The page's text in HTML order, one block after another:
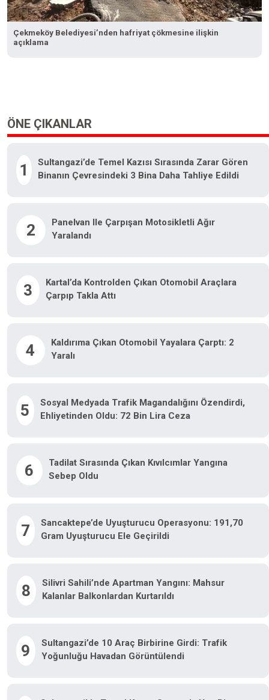
Çekmeköy Belediyesi’nden hafriyat çökmesine ilişkin
açıklama
ÖNE ÇIKANLAR
1
Sultangazi’de Temel Kazısı Sırasında Zarar Gören
Binanın Çevresindeki 3 Bina Daha Tahliye Edildi
2
Panelvan Ile Çarpışan Motosikletli Ağır
Yaralandı
3
Kartal’da Kontrolden Çıkan Otomobil Araçlara
Çarpıp Takla Attı
4
Kaldırıma Çıkan Otomobil Yayalara Çarptı: 2
Yaralı
5
Sosyal Medyada Trafik Magandalığını Özendirdi,
Ehliyetinden Oldu: 72 Bin Lira Ceza
6
Tadilat Sırasında Çıkan Kıvılcımlar Yangına
Sebep Oldu
7
Sancaktepe’de Uyuşturucu Operasyonu: 191,70
Gram Uyuşturucu Ele Geçirildi
8
Silivri Sahili’nde Apartman Yangını: Mahsur
Kalanlar Balkonlardan Kurtarıldı
9
Sultangazi’de 10 Araç Birbirine Girdi: Trafik
Yoğunluğu Havadan Görüntülendi